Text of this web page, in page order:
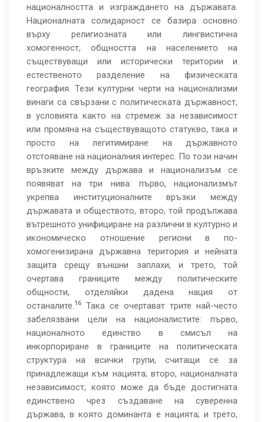
националността и изграждането на държавата.
Националната солидарност се базира основно
върху религиозната или лингвистична
хомогенност, общността на населението на
съществуващи или исторически територии и
естественото разделение на физическата
география. Тези културни черти на национализми
винаги са свързани с политическата държавност,
в условията както на стремеж за независимост
или промяна на съществуващото статукво, така и
просто на легитимиране на държавното
отстояване на националния интерес. По този начин
връзките между държава и национализъм се
появяват на три нива: първо, национализмът
укрепва институционалните връзки между
държавата и обществото, второ, той продължава
вътрешното унифициране на различни в културно и
икономическо отношение региони в по-
хомогенизирана държавна територия и нейната
защита срещу външни заплахи, и трето, той
очертава границите между политическите
общности, отделяйки дадена нация от
останалите.16
Така се очертават трите най-често
забелязвани цели на националистите: първо,
националното единство в смисъл на
инкорпориране в границите на политическата
структура на всички групи, считащи се за
принадлежащи към нацията; второ, националната
независимост, която може да бъде достигната
единствено чрез създаване на суверенна
държава, в която доминанта е нацията; и трето,